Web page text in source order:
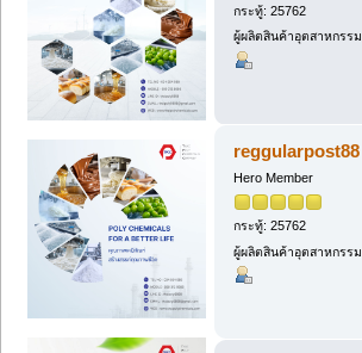
กระทู้: 25762
ผู้ผลิตสินค้าอุตสาหกรร
reggularpost88
Hero Member
กระทู้: 25762
ผู้ผลิตสินค้าอุตสาหกรร